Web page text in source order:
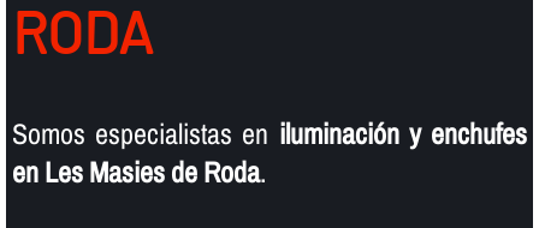
RODA
Somos especialistas en iluminación y enchufes
en Les Masies de Roda.